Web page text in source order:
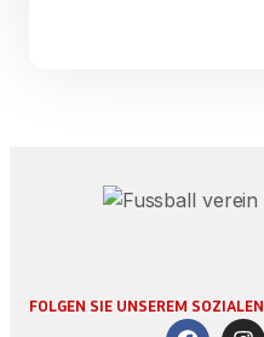
FOLGEN SIE UNSEREM